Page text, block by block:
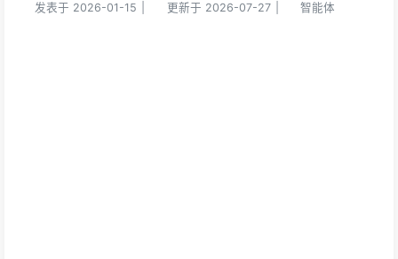
发表于 2026-01-15 更新于 2026-07-27 智能体